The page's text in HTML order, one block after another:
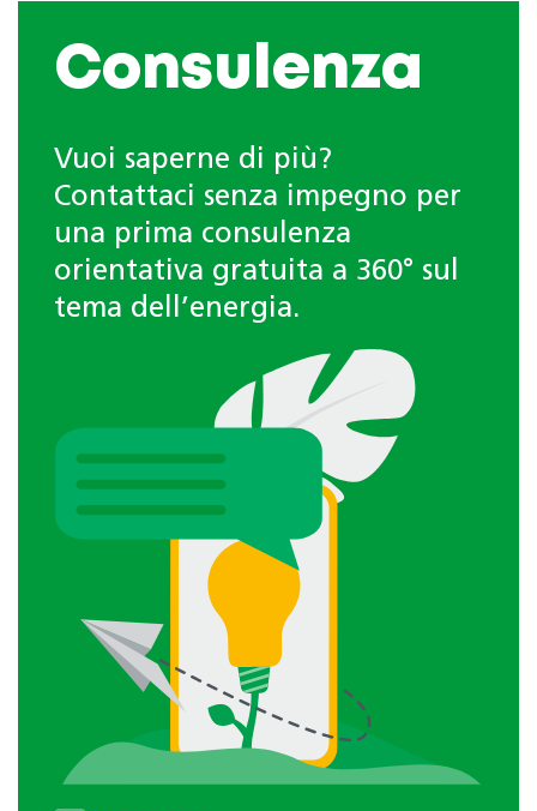
Consulenza
Vuoi saperne di più?
Contattaci senza impegno per
una prima consulenza
orientativa gratuita a 360° sul
tema dell’energia.